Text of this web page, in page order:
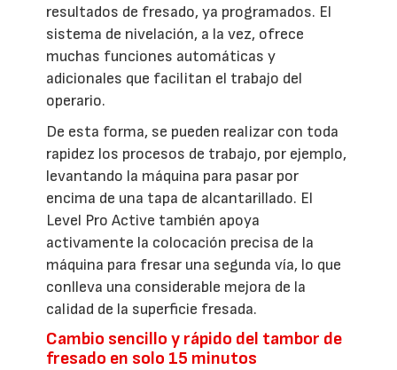
resultados de fresado, ya programados. El
sistema de nivelación, a la vez, ofrece
muchas funciones automáticas y
adicionales que facilitan el trabajo del
operario.
De esta forma, se pueden realizar con toda
rapidez los procesos de trabajo, por ejemplo,
levantando la máquina para pasar por
encima de una tapa de alcantarillado. El
Level Pro Active también apoya
activamente la colocación precisa de la
máquina para fresar una segunda vía, lo que
conlleva una considerable mejora de la
calidad de la superficie fresada.
Cambio sencillo y rápido del tambor de
fresado en solo 15 minutos